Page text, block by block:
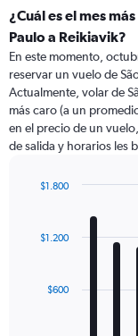
¿Cuál es el mes
Paulo a Reikiavik?
En este momento,
reservar un vuelo de
Actualmente, volar de
más caro (a un
en el precio de un
de salida y horarios les
with
12
The$600
$1.200
$1.800